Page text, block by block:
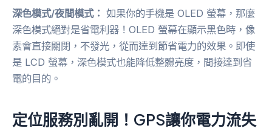
深色模式/夜間模式： 如果你的手機是 OLED 螢幕，那麼
深色模式絕對是省電利器！OLED 螢幕在顯示黑色時，像
素會直接關閉，不發光，從而達到節省電力的效果。即使
是 LCD 螢幕，深色模式也能降低整體亮度，間接達到省
電的目的。
定位服務別亂開！GPS讓你電力流失